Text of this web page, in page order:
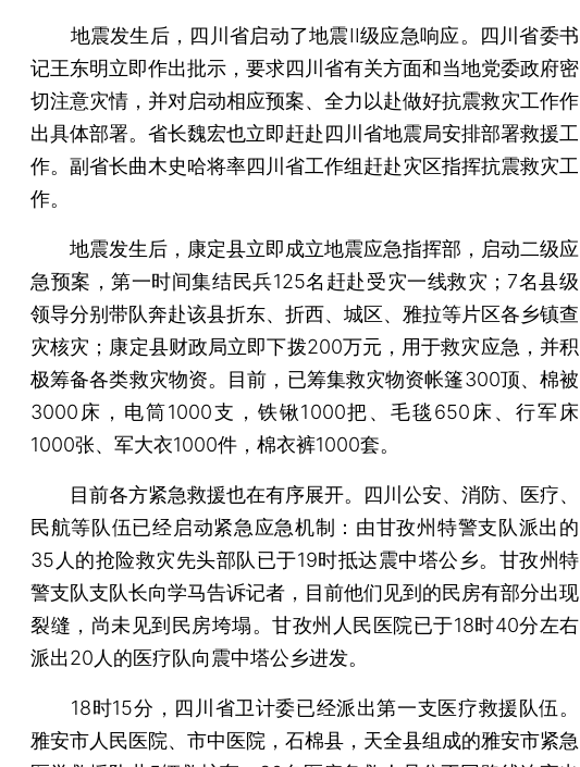
地震发生后，四川省启动了地震II级应急响应。四川省委书
记王东明立即作出批示，要求四川省有关方面和当地党委政府密
切注意灾情，并对启动相应预案、全力以赴做好抗震救灾工作作
出具体部署。省长魏宏也立即赶赴四川省地震局安排部署救援工
作。副省长曲木史哈将率四川省工作组赶赴灾区指挥抗震救灾工
作。
地震发生后，康定县立即成立地震应急指挥部，启动二级应
急预案，第一时间集结民兵125名赶赴受灾一线救灾；7名县级
领导分别带队奔赴该县折东、折西、城区、雅拉等片区各乡镇查
灾核灾；康定县财政局立即下拨200万元，用于救灾应急，并积
极筹备各类救灾物资。目前，已筹集救灾物资帐篷300顶、棉被
3000床，电筒1000支，铁锹1000把、毛毯650床、行军床
1000张、军大衣1000件，棉衣裤1000套。
目前各方紧急救援也在有序展开。四川公安、消防、医疗、
民航等队伍已经启动紧急应急机制：由甘孜州特警支队派出的
35人的抢险救灾先头部队已于19时抵达震中塔公乡。甘孜州特
警支队支队长向学马告诉记者，目前他们见到的民房有部分出现
裂缝，尚未见到民房垮塌。甘孜州人民医院已于18时40分左右
派出20人的医疗队向震中塔公乡进发。
18时15分，四川省卫计委已经派出第一支医疗救援队伍。
雅安市人民医院、市中医院，石棉县，天全县组成的雅安市紧急